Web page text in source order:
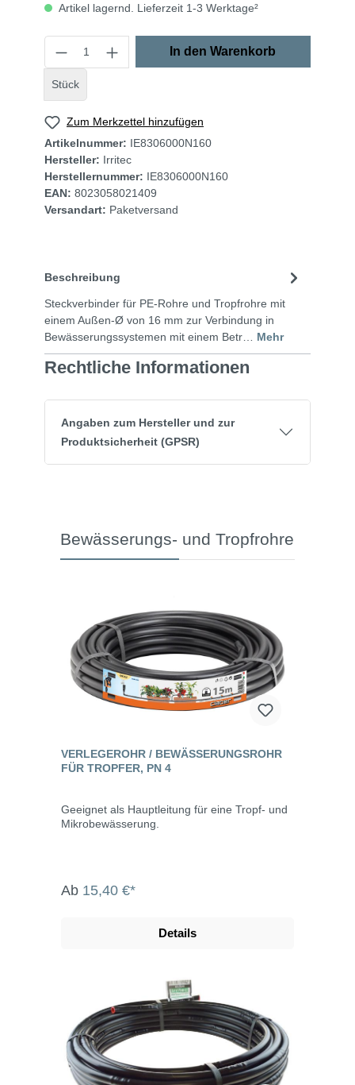
Artikel lagernd. Lieferzeit 1-3 Werktage²
Stück
In den Warenkorb
Zum Merkzettel hinzufügen
Artikelnummer: IE8306000N160
Hersteller: Irritec
Herstellernummer: IE8306000N160
EAN: 8023058021409
Versandart: Paketversand
Beschreibung
Steckverbinder für PE-Rohre und Tropfrohre mit
einem Außen-Ø von 16 mm zur Verbindung in
Bewässerungssystemen mit einem Betr… Mehr
Rechtliche Informationen
Angaben zum Hersteller und zur
Produktsicherheit (GPSR)
Bewässerungs- und Tropfrohre
VERLEGEROHR / BEWÄSSERUNGSROHR
FÜR TROPFER, PN 4
Geeignet als Hauptleitung für eine Tropf- und
Mikrobewässerung.
Ab 15,40 €*
Details